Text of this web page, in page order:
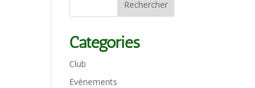
Catégories
Club
Evènements